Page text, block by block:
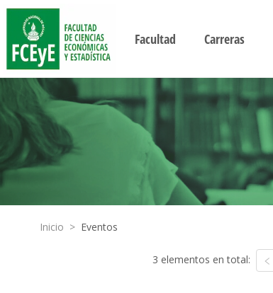
Facultad Carreras
Inicio > Eventos
3 elementos en total: